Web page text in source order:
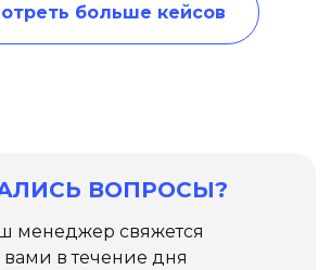
больше кейсов
ВОПРОСЫ?
менеджер свяжется
вами в течение дня